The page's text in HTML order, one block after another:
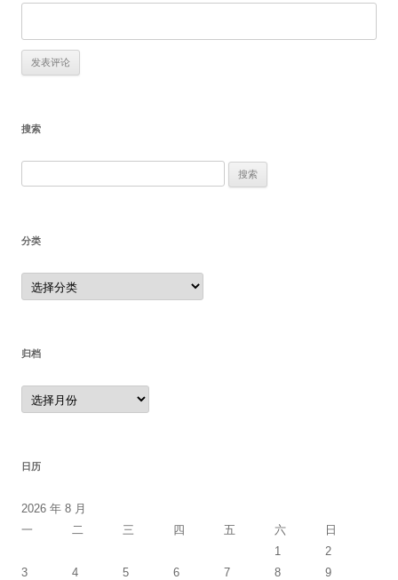
搜索
分类
分
类
归档
归
档
日历
2026 年 8 月
一
二 三 四 五 六
日
1
2
3
4 5 6 7 8
9